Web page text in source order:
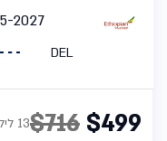
2027
DEL
$499
$71613 לילות | ש-ו